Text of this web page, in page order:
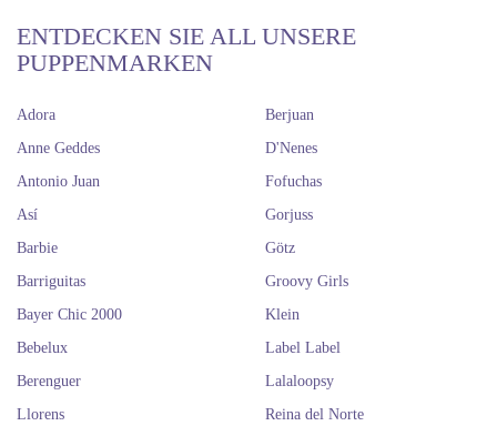
ENTDECKEN SIE ALL UNSERE
PUPPENMARKEN
Adora
Anne Geddes
Antonio Juan
Así
Barbie
Barriguitas
Bayer Chic 2000
Bebelux
Berenguer
Berjuan
D'Nenes
Fofuchas
Gorjuss
Götz
Groovy Girls
Klein
Label Label
Lalaloopsy
Llorens
Reina del Norte